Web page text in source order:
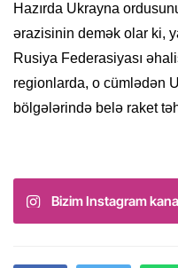
Hazırda Ukrayna
ərazisinin demək olar ki,
Rusiya Federasiyası
regionlarda, o cümlədən
bölgələrində belə raket
Bizim Instagram